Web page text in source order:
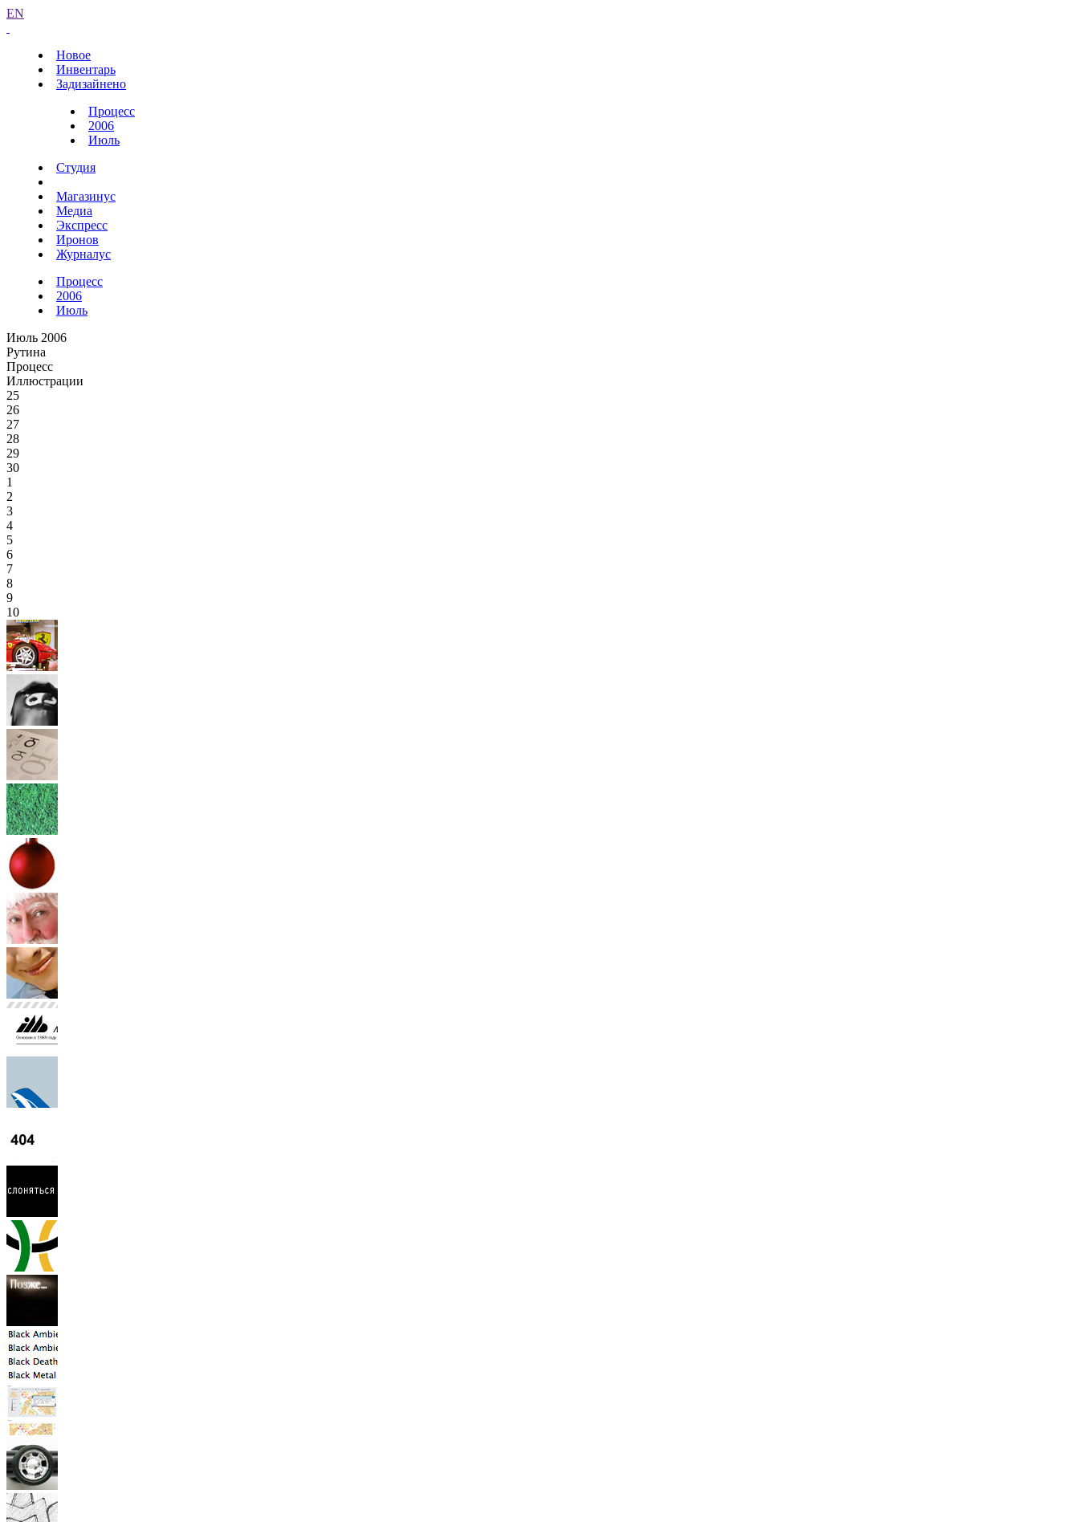
EN
Новое
Инвентарь
Задизайнено
Процесс
2006
Июль
Студия
Магазинус
Медиа
Экспресс
Иронов
Журналус
Процесс
2006
Июль
Июль 2006
Рутина
Процесс
Иллюстрации
25
26
27
28
29
30
1
2
3
4
5
6
7
8
9
10